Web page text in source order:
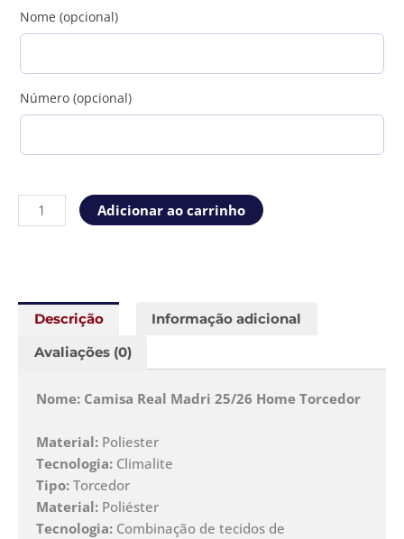
Nome (opcional)
Número (opcional)
Torcedor
quantidade
Adicionar ao carrinho
Descrição Informação adicional
Avaliações (0)
Nome: Camisa Real Madri 25/26 Home Torcedor
Material: Poliester
Tecnologia: Climalite
Tipo: Torcedor
Material: Poliéster
Tecnologia: Combinação de tecidos de